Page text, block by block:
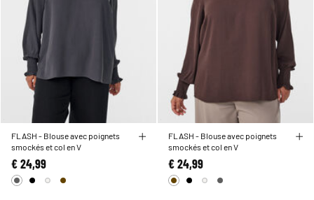
FLASH - Blouse avec poignets
smockés et col en V
€ 24,99
FLASH - Blouse avec poignets
smockés et col en V
€ 24,99